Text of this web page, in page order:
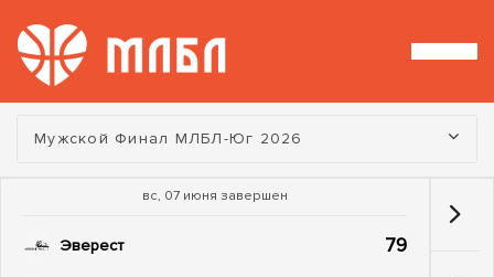
Турнир:
Мужской Финал МЛБЛ-Юг 2026
вс, 07 июня завершен
Эверест 79